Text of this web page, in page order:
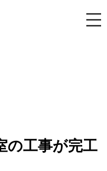
工事が完工